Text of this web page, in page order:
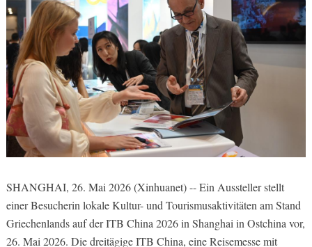
SHANGHAI, 26. Mai 2026 (Xinhuanet) -- Ein Aussteller stellt
einer Besucherin lokale Kultur- und Tourismusaktivitäten am Stand
Griechenlands auf der ITB China 2026 in Shanghai in Ostchina vor,
26. Mai 2026. Die dreitägige ITB China, eine Reisemesse mit